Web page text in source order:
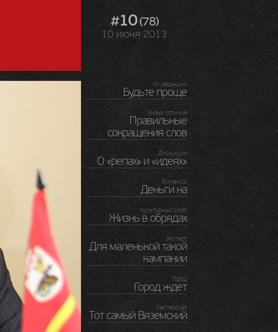
#10(78)
10 июня 2013
От редакции
Будьте проще
Знаки отличия
Правильные
сокращения слов
Дискуссия
О «репах» и «идеях»
Финансы
Деньги на
Культурный слой
Жизнь в обрядах
Эксперт
Для маленькой такой
кампании
Город
Город ждет
Мастерская
Тот самый Вяземский